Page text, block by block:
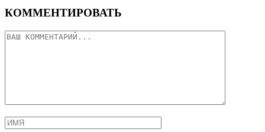
КОММЕНТИРОВАТЬ